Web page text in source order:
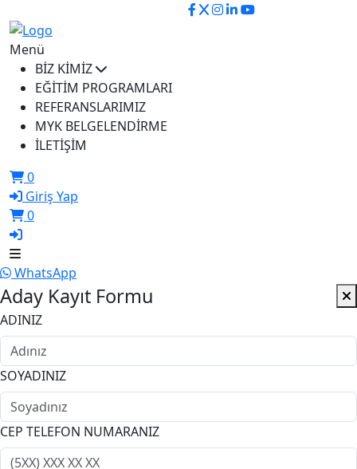
Menü
BİZ KİMİZ
EĞİTİM PROGRAMLARI
REFERANSLARIMIZ
MYK BELGELENDİRME
İLETİŞİM
0
Giriş Yap
0
WhatsApp
Aday Kayıt Formu
ADINIZ
SOYADINIZ
CEP TELEFON NUMARANIZ